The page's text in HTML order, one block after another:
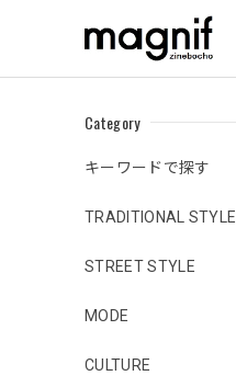
Category
キーワードで探す
TRADITIONAL STYLE
STREET STYLE
MODE
CULTURE